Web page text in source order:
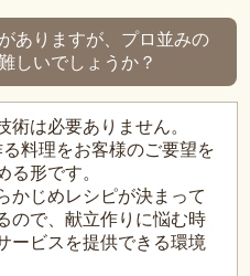
ありますが、プロ並みの
しいでしょうか？
術は必要ありません。
料理をお客様のご要望を
る形です。
かじめレシピが決まって
ので、献立作りに悩む時
ービスを提供できる環境